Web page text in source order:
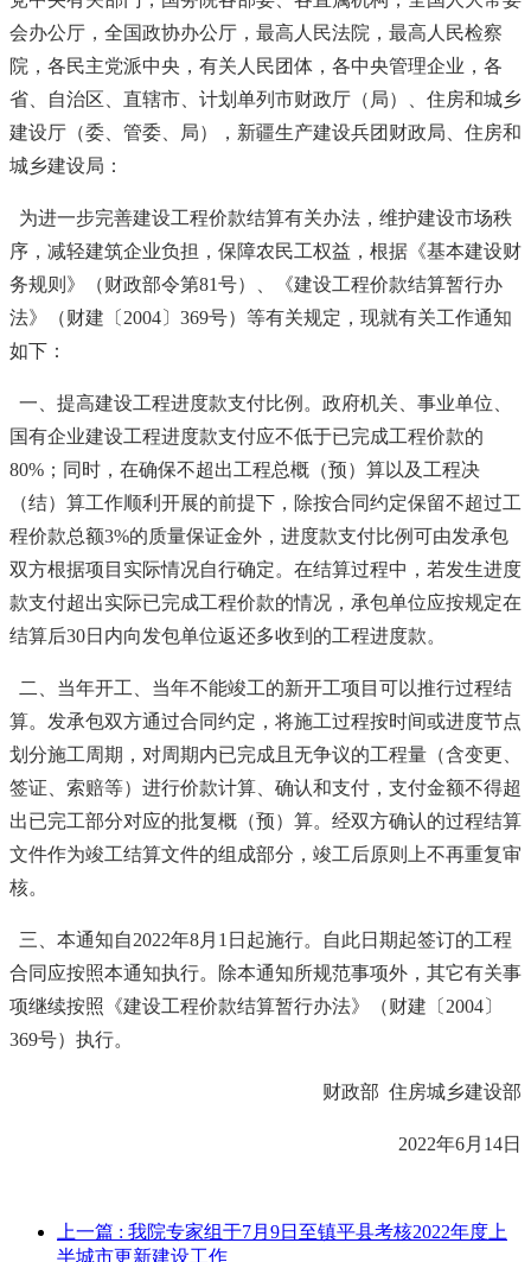
会办公厅，全国政协办公厅，最高人民法院，最高人民检察
院，各民主党派中央，有关人民团体，各中央管理企业，各
省、自治区、直辖市、计划单列市财政厅（局）、住房和城乡
建设厅（委、管委、局），新疆生产建设兵团财政局、住房和
城乡建设局：
为进一步完善建设工程价款结算有关办法，维护建设市场秩
序，减轻建筑企业负担，保障农民工权益，根据《基本建设财
务规则》（财政部令第81号）、《建设工程价款结算暂行办
法》（财建〔2004〕369号）等有关规定，现就有关工作通知
如下：
一、提高建设工程进度款支付比例。政府机关、事业单位、
国有企业建设工程进度款支付应不低于已完成工程价款的
80%；同时，在确保不超出工程总概（预）算以及工程决
（结）算工作顺利开展的前提下，除按合同约定保留不超过工
程价款总额3%的质量保证金外，进度款支付比例可由发承包
双方根据项目实际情况自行确定。在结算过程中，若发生进度
款支付超出实际已完成工程价款的情况，承包单位应按规定在
结算后30日内向发包单位返还多收到的工程进度款。
二、当年开工、当年不能竣工的新开工项目可以推行过程结
算。发承包双方通过合同约定，将施工过程按时间或进度节点
划分施工周期，对周期内已完成且无争议的工程量（含变更、
签证、索赔等）进行价款计算、确认和支付，支付金额不得超
出已完工部分对应的批复概（预）算。经双方确认的过程结算
文件作为竣工结算文件的组成部分，竣工后原则上不再重复审
核。
三、本通知自2022年8月1日起施行。自此日期起签订的工程
合同应按照本通知执行。除本通知所规范事项外，其它有关事
项继续按照《建设工程价款结算暂行办法》（财建〔2004〕
369号）执行。
财政部 住房城乡建设部
2022年6月14日
上一篇 : 我院专家组于7月9日至镇平县考核2022年度上
半城市更新建设工作